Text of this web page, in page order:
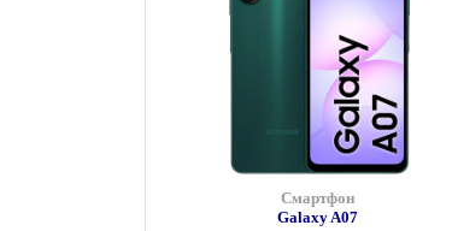
Смартфон
Galaxy A07